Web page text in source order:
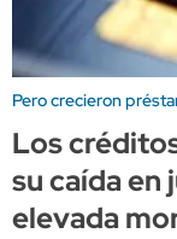
Pero crecieron
Los
su caída en
elevada